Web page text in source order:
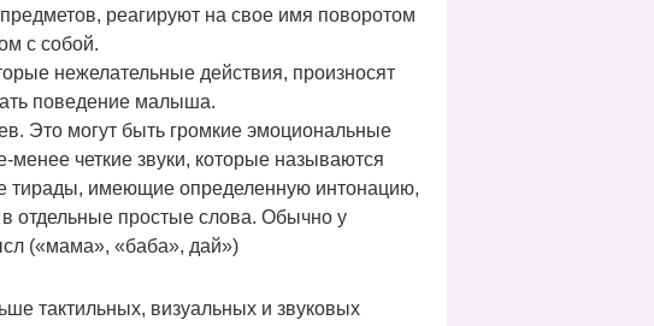
реагируют на свое имя поворотом
с собой.
нежелательные действия, произносят
поведение малыша.
Это могут быть громкие эмоциональные
менее четкие звуки, которые называются
тирады, имеющие определенную интонацию,
отдельные простые слова. Обычно у
(«мама», «баба», дай»)
тактильных, визуальных и звуковых